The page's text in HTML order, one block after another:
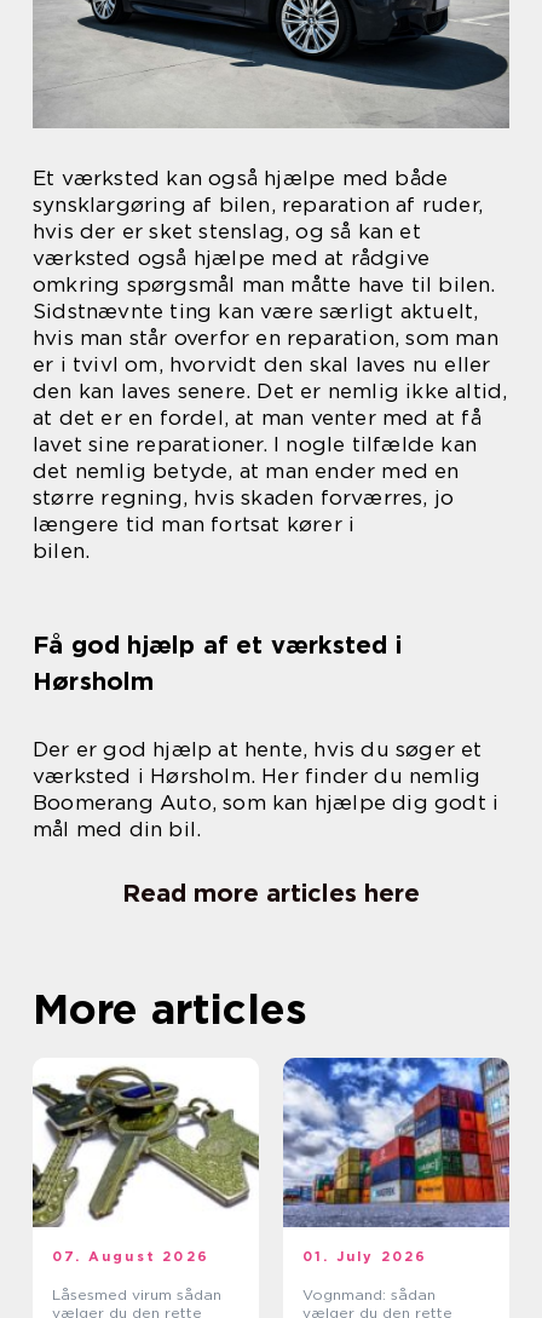
Et værksted kan også hjælpe med både
synsklargøring af bilen, reparation af ruder,
hvis der er sket stenslag, og så kan et
værksted også hjælpe med at rådgive
omkring spørgsmål man måtte have til bilen.
Sidstnævnte ting kan være særligt aktuelt,
hvis man står overfor en reparation, som man
er i tvivl om, hvorvidt den skal laves nu eller
den kan laves senere. Det er nemlig ikke altid,
at det er en fordel, at man venter med at få
lavet sine reparationer. I nogle tilfælde kan
det nemlig betyde, at man ender med en
større regning, hvis skaden forværres, jo
længere tid man fortsat kører i
bilen.
Få god hjælp af et værksted i
Hørsholm
Der er god hjælp at hente, hvis du søger et
værksted i Hørsholm. Her finder du nemlig
Boomerang Auto, som kan hjælpe dig godt i
mål med din bil.
Read more articles here
More articles
07. August 2026
Låsesmed virum sådan
vælger du den rette
01. July 2026
Vognmand: sådan
vælger du den rette